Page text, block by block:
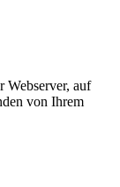
Webserver, auf
von Ihrem